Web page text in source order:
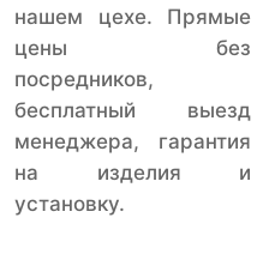
нашем цехе. Прямые
цены без
посредников,
бесплатный выезд
менеджера, гарантия
на изделия и
установку.